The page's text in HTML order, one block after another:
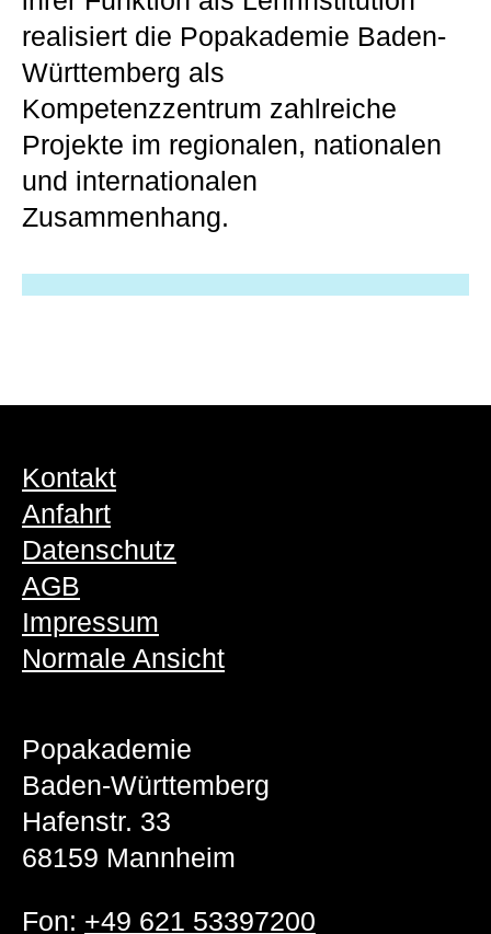
realisiert die Popakademie Baden-
Württemberg als
Kompetenzzentrum zahlreiche
Projekte im regionalen, nationalen
und internationalen
Zusammenhang.
Kontakt
Anfahrt
Datenschutz
AGB
Impressum
Normale Ansicht
Popakademie
Baden-Württemberg
Hafenstr. 33
68159 Mannheim
Fon: +49 621 53397200